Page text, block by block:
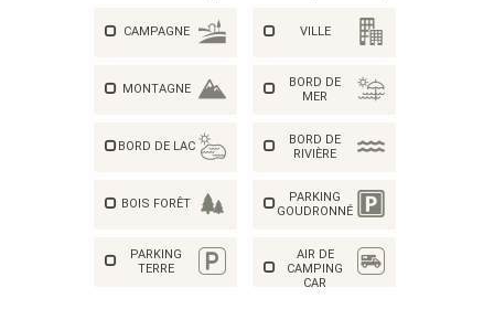
CAMPAGNE VILLE
MONTAGNE
BORD DE
MER
BORD DE LAC
BORD DE
RIVIÈRE
BOIS FORÊT
PARKING
GOUDRONNÉ
PARKING
TERRE
AIR DE
CAMPING
CAR